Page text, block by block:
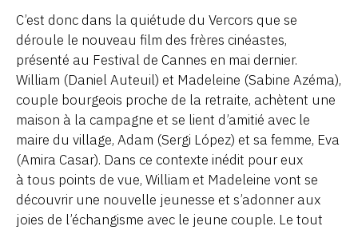
C’est donc dans la quiétude du Vercors que se
déroule le nouveau film des frères cinéastes,
présenté au Festival de Cannes en mai dernier.
William (Daniel Auteuil) et Madeleine (Sabine Azéma),
couple bourgeois proche de la retraite, achètent une
maison à la campagne et se lient d’amitié avec le
maire du village, Adam (Sergi López) et sa femme, Eva
(Amira Casar). Dans ce contexte inédit pour eux
à tous points de vue, William et Madeleine vont se
découvrir une nouvelle jeunesse et s’adonner aux
joies de l’échangisme avec le jeune couple. Le tout